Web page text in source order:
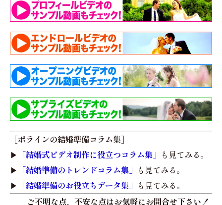
［ポラインの結婚準備コラム集］
▶︎ 「結婚式ビデオ制作に役立つコラム集」 も見てみる。
▶︎ 「結婚準備のトレンドコラム集」 も見てみる。
▶︎ 「結婚準備のお役立ちデータ集」 も見てみる。
ご不明な点、不安な点はお気軽にお問合せ下さい！